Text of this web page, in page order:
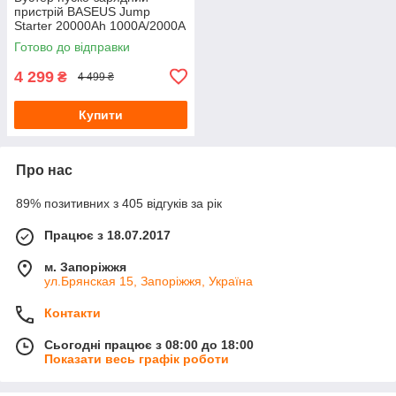
пристрій BASEUS Jump
Starter 20000Ah 1000A/2000A
Готово до відправки
4 299 ₴ 4 499 ₴
Купити
Про нас
89% позитивних з 405 відгуків за рік
Працює з 18.07.2017
м. Запоріжжя
ул.Брянская 15, Запоріжжя, Україна
Контакти
Сьогодні працює з 08:00 до 18:00
Показати весь графік роботи